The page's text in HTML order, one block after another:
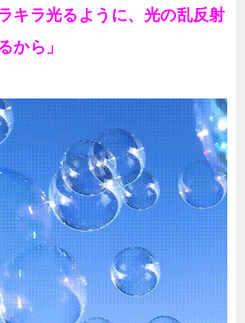
キラ光る ように、 光の乱反射
から」